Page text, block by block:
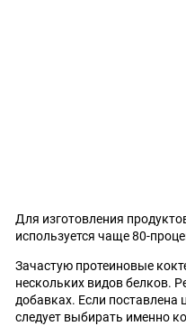
Для изготовления
используется чаще 80-
Зачастую протеиновые
нескольких видов белков.
добавках. Если
следует выбирать именно